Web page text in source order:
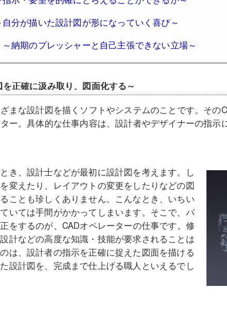
分が描いた設計図が形になっていく喜び～
納期のプレッシャーと自己主張できない立場～
正確に汲み取り、図面化する～
まな設計図を描くソフトやシステムのことです。その
ー。具体的な仕事内容は、設計者やデザイナーの指示
き、設計士などが最初に設計図を考えます。し
変えたり、レイアウトの変更をしたりなどの図
ことも珍しくありません。こんなとき、いちい
いては手間がかかってしまいます。そこで、パ
をするのが、CADオペレーターの仕事です。修
計などの高度な知識・技能が要求されることは
は、設計者の指示を正確に捉えた図面を描ける
設計図を、完成まで仕上げる職人といえるでし